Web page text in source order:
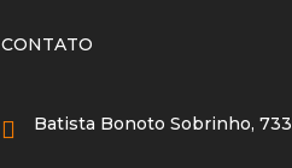
CONTATO
Batista Bonoto Sobrinho, 733